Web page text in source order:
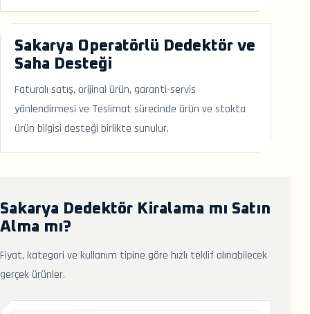
Sakarya Operatörlü Dedektör ve
Saha Desteği
Faturalı satış, orijinal ürün, garanti-servis
yönlendirmesi ve Teslimat sürecinde ürün ve stokta
ürün bilgisi desteği birlikte sunulur.
Sakarya Dedektör Kiralama mı Satın
Alma mı?
Fiyat, kategori ve kullanım tipine göre hızlı teklif alınabilecek
gerçek ürünler.